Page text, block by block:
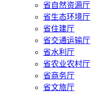
省自然资源厅
省生态环境厅
省住建厅
省交通运输厅
省水利厅
省农业农村厅
省商务厅
省文旅厅